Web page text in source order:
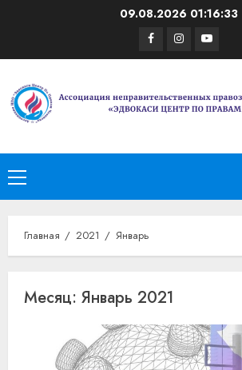
09.08.2026 01:16:34
Facebook
Instagram
Youtube
Основное
меню
Главная 2021 Январь
Месяц: Январь 2021